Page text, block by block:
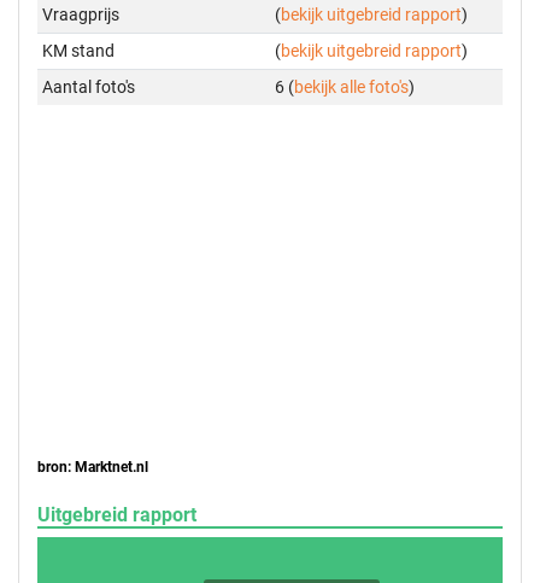
Vraagprijs
(bekijk uitgebreid rapport)
KM stand
(bekijk uitgebreid rapport)
Aantal foto's
6 (bekijk alle foto's)
bron: Marktnet.nl
Uitgebreid rapport